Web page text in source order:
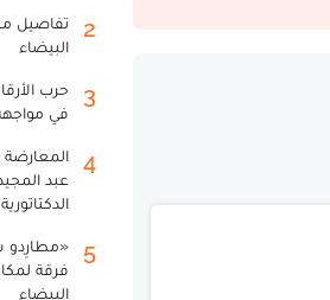
2
تفاصيل
البيضاء
3
حرب
في
4
المعارضة
عبد
5
«مطارِدو
فرقة
البيضاء